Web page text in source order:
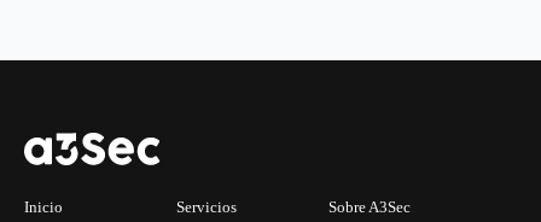
Inicio Servicios
Sobre A3Sec